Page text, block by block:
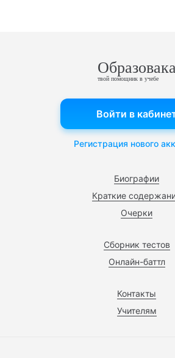
Образовака
твой помощник в учебе
Биографии
Краткие
Очерки
Сборник тестов
Онлайн-баттл
Контакты
Учителям
Войти в
Регистрация нового